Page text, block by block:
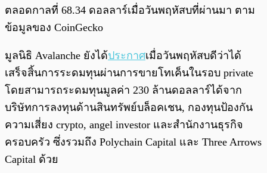
ตลอดกาลที่ 68.34 ดอลลาร์เมื่อวันพฤหัสบที่ผ่านมา ตาม
ข้อมูลของ CoinGecko
มูลนิธิ Avalanche ยังได้ประกาศเมื่อวันพฤหัสบดีว่าได้
เสร็จสิ้นการระดมทุนผ่านการขายโทเค็นในรอบ private
โดยสามารถระดมทุนมูลค่า 230 ล้านดอลลาร์ได้จาก
บริษัทการลงทุนด้านสินทรัพย์บล็อคเชน, กองทุนป้องกัน
ความเสี่ยง crypto, angel investor และสำนักงานธุรกิจ
ครอบครัว ซึ่งรวมถึง Polychain Capital และ Three Arrows
Capital ด้วย